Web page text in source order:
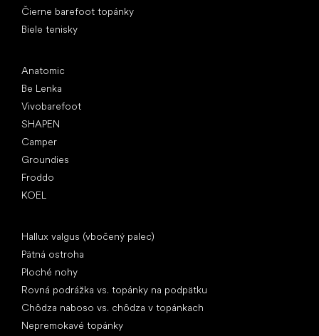
Čierne barefoot topánky
Biele tenisky
Anatomic
Be Lenka
Vivobarefoot
SHAPEN
Camper
Groundies
Froddo
KOEL
Hallux valgus (vbočený palec)
Pätná ostroha
Ploché nohy
Rovná podrážka vs. topánky na podpätku
Chôdza naboso vs. chôdza v topánkach
Nepremokavé topánky